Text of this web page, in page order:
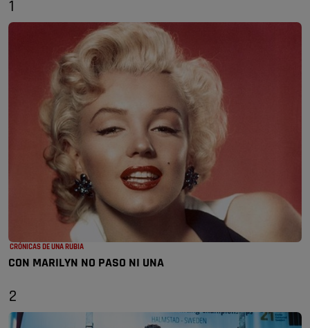
1
CRÓNICAS DE UNA RUBIA
CON MARILYN NO PASO NI UNA
2